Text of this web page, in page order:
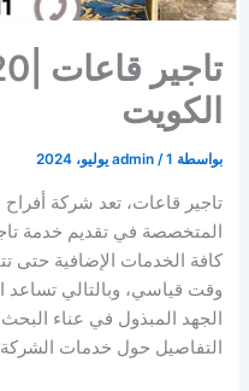
الكويت
بواسطة admin /1 يوليو، 2024
تاجير قاعات، تعد شركة
المتخصصة في تقديم خدمة
كافة الخدمات الإضافية حتى
وقت قياسي، وبالتالي تساعد
الجهد المبذول في عناء
التفاصيل حول خدمات الشركة